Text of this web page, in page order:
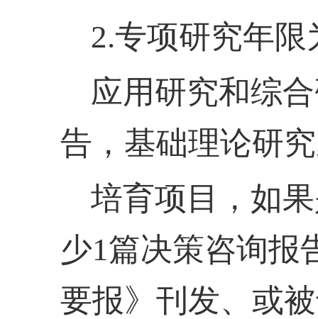
2.专项研究年
应用研究和综
告，基础理论研
培育项目，如
少1篇决策咨询报
要报》刊发、或